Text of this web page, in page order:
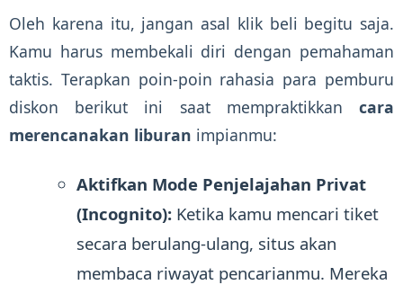
Oleh karena itu, jangan asal klik beli begitu saja.
Kamu harus membekali diri dengan pemahaman
taktis. Terapkan poin-poin rahasia para pemburu
diskon berikut ini saat mempraktikkan cara
merencanakan liburan impianmu:
Aktifkan Mode Penjelajahan Privat
(Incognito): Ketika kamu mencari tiket
secara berulang-ulang, situs akan
membaca riwayat pencarianmu. Mereka